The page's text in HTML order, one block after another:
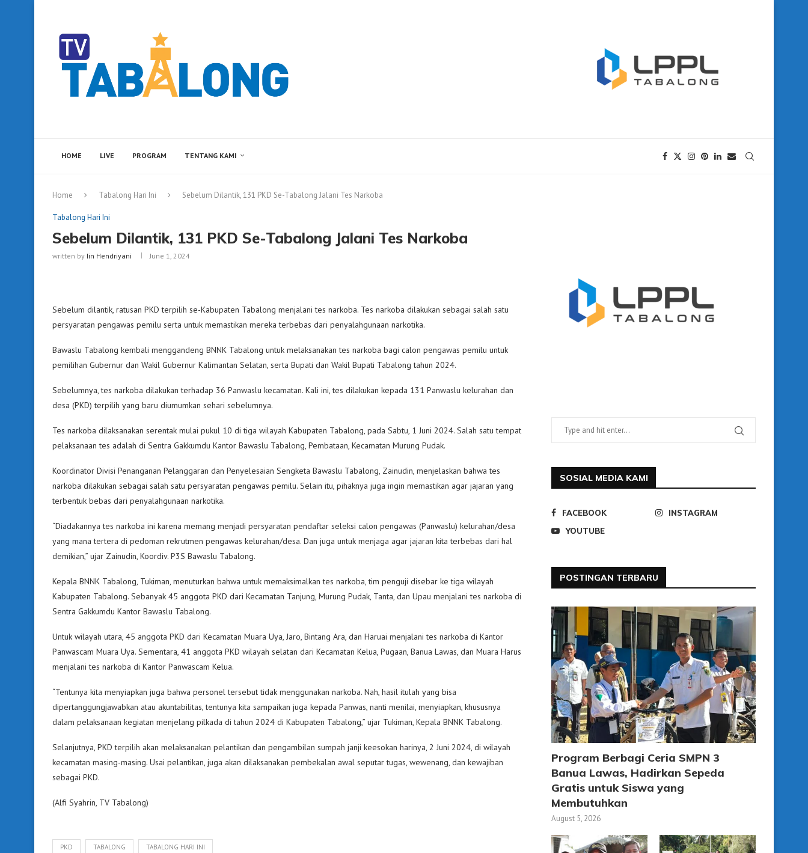
HOME LIVE PROGRAM TENTANG KAMI
Home Tabalong Hari Ini Sebelum Dilantik, 131 PKD Se-Tabalong Jalani Tes Narkoba
Tabalong Hari Ini
Sebelum Dilantik, 131 PKD Se-Tabalong Jalani Tes Narkoba
written by Iin Hendriyani June 1, 2024
Sebelum dilantik, ratusan PKD terpilih se-Kabupaten Tabalong menjalani tes narkoba. Tes narkoba dilakukan sebagai salah satu
persyaratan pengawas pemilu serta untuk memastikan mereka terbebas dari penyalahgunaan narkotika.
Bawaslu Tabalong kembali menggandeng BNNK Tabalong untuk melaksanakan tes narkoba bagi calon pengawas pemilu untuk
pemilihan Gubernur dan Wakil Gubernur Kalimantan Selatan, serta Bupati dan Wakil Bupati Tabalong tahun 2024.
Sebelumnya, tes narkoba dilakukan terhadap 36 Panwaslu kecamatan. Kali ini, tes dilakukan kepada 131 Panwaslu kelurahan dan
desa (PKD) terpilih yang baru diumumkan sehari sebelumnya.
Tes narkoba dilaksanakan serentak mulai pukul 10 di tiga wilayah Kabupaten Tabalong, pada Sabtu, 1 Juni 2024. Salah satu tempat
pelaksanaan tes adalah di Sentra Gakkumdu Kantor Bawaslu Tabalong, Pembataan, Kecamatan Murung Pudak.
Koordinator Divisi Penanganan Pelanggaran dan Penyelesaian Sengketa Bawaslu Tabalong, Zainudin, menjelaskan bahwa tes
narkoba dilakukan sebagai salah satu persyaratan pengawas pemilu. Selain itu, pihaknya juga ingin memastikan agar jajaran yang
terbentuk bebas dari penyalahgunaan narkotika.
“Diadakannya tes narkoba ini karena memang menjadi persyaratan pendaftar seleksi calon pengawas (Panwaslu) kelurahan/desa
yang mana tertera di pedoman rekrutmen pengawas kelurahan/desa. Dan juga untuk menjaga agar jajaran kita terbebas dari hal
demikian,” ujar Zainudin, Koordiv. P3S Bawaslu Tabalong.
Kepala BNNK Tabalong, Tukiman, menuturkan bahwa untuk memaksimalkan tes narkoba, tim penguji disebar ke tiga wilayah
Kabupaten Tabalong. Sebanyak 45 anggota PKD dari Kecamatan Tanjung, Murung Pudak, Tanta, dan Upau menjalani tes narkoba di
Sentra Gakkumdu Kantor Bawaslu Tabalong.
Untuk wilayah utara, 45 anggota PKD dari Kecamatan Muara Uya, Jaro, Bintang Ara, dan Haruai menjalani tes narkoba di Kantor
Panwascam Muara Uya. Sementara, 41 anggota PKD wilayah selatan dari Kecamatan Kelua, Pugaan, Banua Lawas, dan Muara Harus
menjalani tes narkoba di Kantor Panwascam Kelua.
“Tentunya kita menyiapkan juga bahwa personel tersebut tidak menggunakan narkoba. Nah, hasil itulah yang bisa
dipertanggungjawabkan atau akuntabilitas, tentunya kita sampaikan juga kepada Panwas, nanti menilai, menyiapkan, khususnya
dalam pelaksanaan kegiatan menjelang pilkada di tahun 2024 di Kabupaten Tabalong,” ujar Tukiman, Kepala BNNK Tabalong.
Selanjutnya, PKD terpilih akan melaksanakan pelantikan dan pengambilan sumpah janji keesokan harinya, 2 Juni 2024, di wilayah
kecamatan masing-masing. Usai pelantikan, juga akan dilaksanakan pembekalan awal seputar tugas, wewenang, dan kewajiban
sebagai PKD.
(Alfi Syahrin, TV Tabalong)
PKD TABALONG TABALONG HARI INI
SOSIAL MEDIA KAMI
FACEBOOK
INSTAGRAM
YOUTUBE
POSTINGAN TERBARU
Program Berbagi Ceria SMPN 3
Banua Lawas, Hadirkan Sepeda
Gratis untuk Siswa yang
Membutuhkan
August 5, 2026